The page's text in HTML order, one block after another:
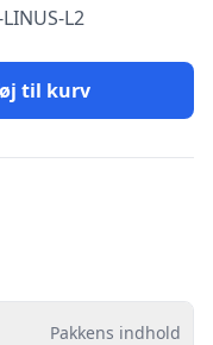
L2
til kurv
Pakkens indhold